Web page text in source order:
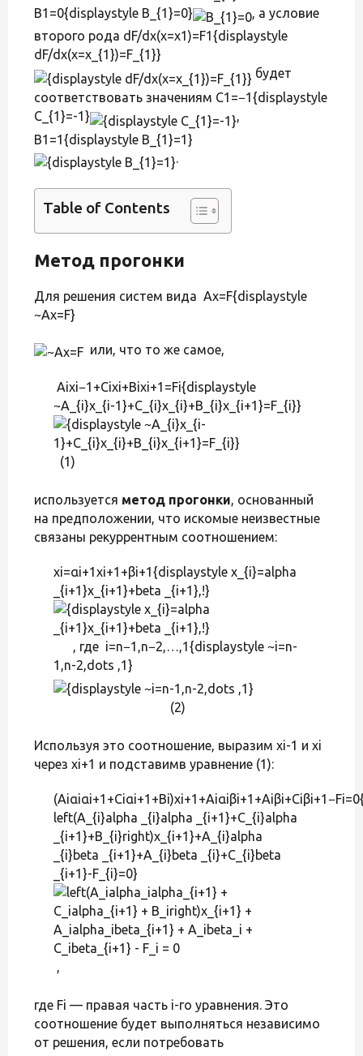
B1=0{displaystyle B_{1}=0}
, а условие
второго рода dF/dx(x=x1)=F1{displaystyle
dF/dx(x=x_{1})=F_{1}}
будет
соответствовать значениям C1=−1{displaystyle
C_{1}=-1}
,
B1=1{displaystyle B_{1}=1}
.
Table of Contents
Метод прогонки
Для решения систем вида Ax=F{displaystyle
~Ax=F}
или, что то же самое,
Aixi−1+Cixi+Bixi+1=Fi{displaystyle
~A_{i}x_{i-1}+C_{i}x_{i}+B_{i}x_{i+1}=F_{i}}
(1)
используется метод прогонки, основанный
на предположении, что искомые неизвестные
связаны рекуррентным соотношением:
xi=αi+1xi+1+βi+1{displaystyle x_{i}=alpha
_{i+1}x_{i+1}+beta _{i+1},!}
, где i=n−1,n−2,…,1{displaystyle ~i=n-
1,n-2,dots ,1}
(2)
Используя это соотношение, выразим xi-1 и xi
через xi+1 и подставимв уравнение (1):
left(A_{i}alpha _{i}alpha _{i+1}+C_{i}alpha
_{i+1}+B_{i}right)x_{i+1}+A_{i}alpha
_{i}beta _{i+1}+A_{i}beta _{i}+C_{i}beta
_{i+1}-F_{i}=0}
,
где Fi — правая часть i-го уравнения. Это
соотношение будет выполняться независимо
от решения, если потребовать